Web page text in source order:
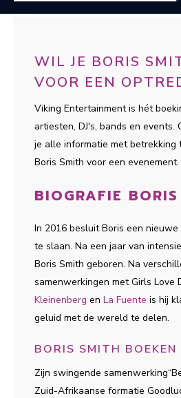
WIL JE BORIS
VOOR EEN
Viking Entertainment is hét
artiesten, DJ's, bands en events.
je alle informatie met betrekking
Boris Smith voor een evenement.
BIOGRAFIE
In 2016 besluit Boris een
te slaan. Na een jaar van
Boris Smith geboren. Na
samenwerkingen met Girls Love
Kleinenberg en La Fuente is hij
geluid met de wereld te delen.
BORIS SMITH BOEKEN
Zijn swingende
Zuid-Afrikaanse formatie